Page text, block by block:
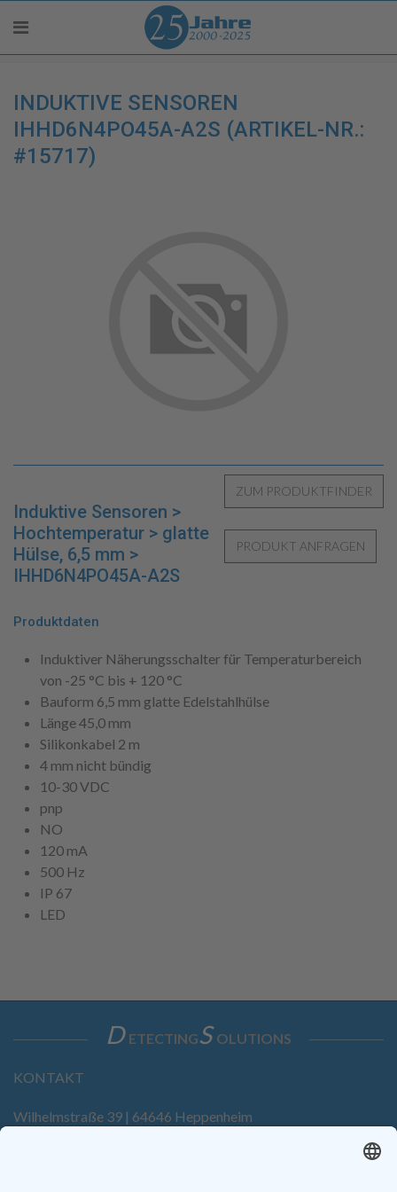
INDUKTIVE SENSOREN
IHHD6N4PO45A-A2S (ARTIKEL-NR.:
#15717)
Induktive Sensoren >
Hochtemperatur > glatte
Hülse, 6,5 mm >
IHHD6N4PO45A-A2S
Produktdaten
Induktiver Näherungsschalter für Temperaturbereich
von -25 °C bis + 120 °C
Bauform 6,5 mm glatte Edelstahlhülse
Länge 45,0 mm
Silikonkabel 2 m
4 mm nicht bündig
10-30 VDC
pnp
NO
120 mA
500 Hz
IP 67
LED
D ETECTINGS OLUTIONS
KONTAKT
Wilhelmstraße 39 | 64646 Heppenheim